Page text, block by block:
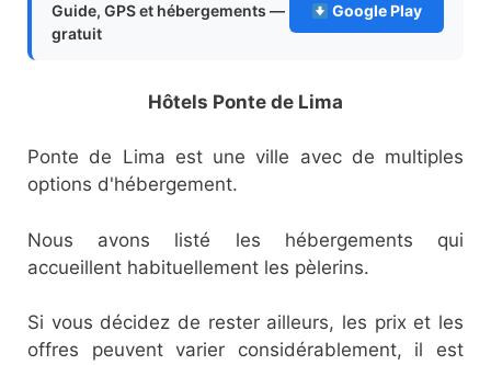
Guide, GPS et hébergements —
gratuit
Google Play
Hôtels Ponte de Lima
Ponte de Lima est une ville avec de multiples
options d'hébergement.
Nous avons listé les hébergements qui
accueillent habituellement les pèlerins.
Si vous décidez de rester ailleurs, les prix et les
offres peuvent varier considérablement, il est